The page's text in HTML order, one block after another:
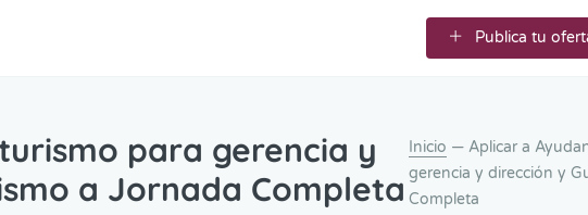
Publica tu
para gerencia y
a Jornada Completa
Inicio — Aplicar a
gerencia y dirección y
Completa